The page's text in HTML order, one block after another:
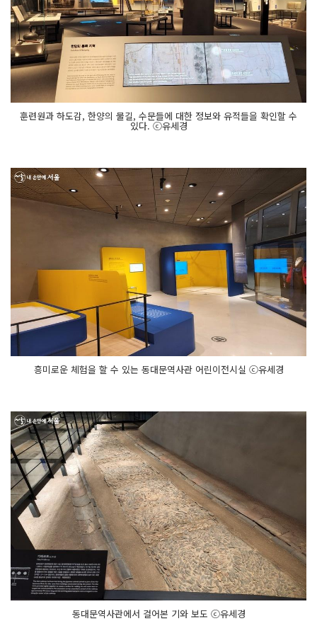
훈련원과 하도감, 한양의 물길, 수문들에 대한 정보와 유적들을 확인할 수
있다. ⓒ유세경
흥미로운 체험을 할 수 있는 동대문역사관 어린이전시실 ⓒ유세경
동대문역사관에서 걸어본 기와 보도 ⓒ유세경